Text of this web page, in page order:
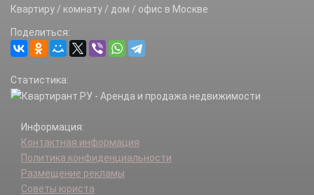
Квартиру / комнату / дом / офис в Москве
Поделиться:
Статистика:
Информация:
Контактная информация
Политика конфиденциальности
Размещение рекламы
Советы юриста